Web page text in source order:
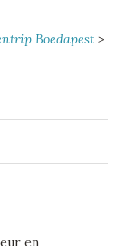
Boedapest >
en